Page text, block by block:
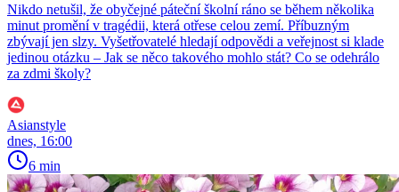
Nikdo netušil, že obyčejné páteční školní ráno se během několika
minut promění v tragédii, která otřese celou zemí. Příbuzným
zbývají jen slzy. Vyšetřovatelé hledají odpovědi a veřejnost si klade
jedinou otázku – Jak se něco takového mohlo stát? Co se odehrálo
za zdmi školy?
Asianstyle
dnes, 16:00
6 min